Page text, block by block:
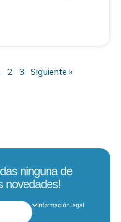
2 3 Siguiente »
ninguna de
novedades!
Información legal